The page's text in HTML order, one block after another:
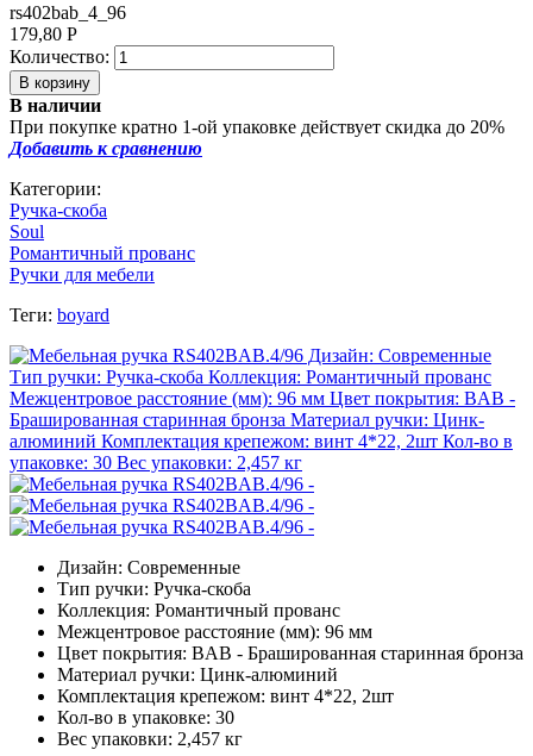
rs402bab_4_96
179,80 Р
Количество:
В наличии
При покупке кратно 1-ой упаковке действует скидка до 20%
Добавить к сравнению
Категории:
Ручка-скоба
Soul
Романтичный прованс
Ручки для мебели
Теги: boyard
Дизайн: Современные
Тип ручки: Ручка-скоба
Коллекция: Романтичный прованс
Межцентровое расстояние (мм): 96 мм
Цвет покрытия: BAB - Брашированная старинная бронза
Материал ручки: Цинк-алюминий
Комплектация крепежом: винт 4*22, 2шт
Кол-во в упаковке: 30
Вес упаковки: 2,457 кг